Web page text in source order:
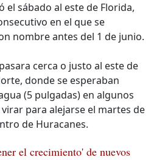
sábado al este de Florida,
en el que se
nombre antes del 1 de junio.
pasara cerca o justo al este de
donde se esperaban
(5 pulgadas) en algunos
para alejarse el martes de
de Huracanes.
el crecimiento' de nuevos